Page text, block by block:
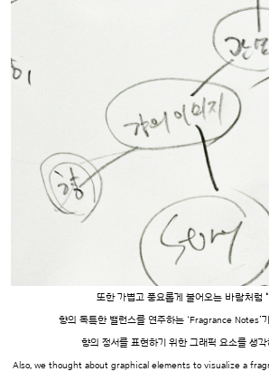
또한 가볍고 풍요롭게 불어오는 바람처럼
향의 독특한 밸런스를 연주하는 ‘Fragrance Notes’
향의 정서를 표현하기 위한 그래픽 요소를 생
Also, we thought about graphical elements to visualize a